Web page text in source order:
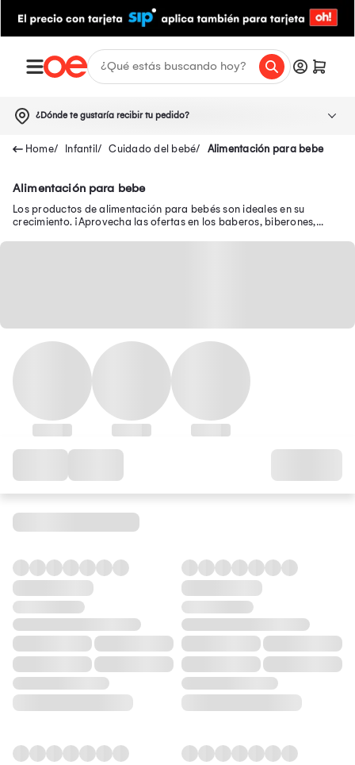
¿Dónde te gustaría recibir tu pedido?
Infantil Cuidado del bebé Alimentación para bebe
Alimentación para bebe
Los productos de alimentación para bebés son ideales en su
crecimiento. ¡Aprovecha las ofertas en los baberos, biberones,